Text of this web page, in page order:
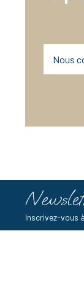
Nous
Inscrivez-vous